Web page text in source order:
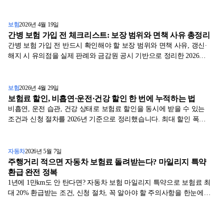
보험2026년 4월 19일
간병 보험 가입 전 체크리스트: 보장 범위와 면책 사유 총정리
간병 보험 가입 전 반드시 확인해야 할 보장 범위와 면책 사유, 갱신·
해지 시 유의점을 실제 판례와 금감원 공시 기반으로 정리한 2026년 4
보험2026년 4월 29일
보험료 할인, 비흡연·운전·건강 할인 한 번에 누적하는 법
비흡연, 운전 습관, 건강 상태로 보험료 할인을 동시에 받을 수 있는
조건과 신청 절차를 2026년 기준으로 정리했습니다. 최대 할인 폭과
자동차2026년 5월 7일
주행거리 적으면 자동차 보험료 돌려받는다? 마일리지 특약
환급 완전 정복
1년에 1만km도 안 탄다면? 자동차 보험 마일리지 특약으로 보험료 최
대 20% 환급받는 조건, 신청 절차, 꼭 알아야 할 주의사항을 한눈에